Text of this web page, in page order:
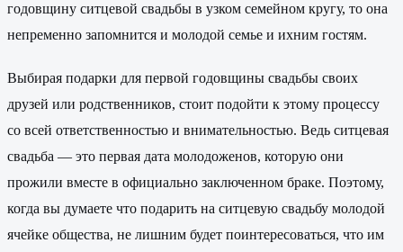
годовщину ситцевой свадьбы в узком семейном кругу, то она
непременно запомнится и молодой семье и ихним гостям.
Выбирая подарки для первой годовщины свадьбы своих
друзей или родственников, стоит подойти к этому процессу
со всей ответственностью и внимательностью. Ведь ситцевая
свадьба — это первая дата молодоженов, которую они
прожили вместе в официально заключенном браке. Поэтому,
когда вы думаете что подарить на ситцевую свадьбу молодой
ячейке общества, не лишним будет поинтересоваться, что им